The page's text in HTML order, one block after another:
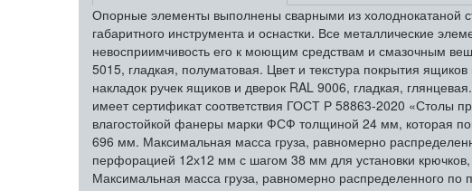
Опорные элементы выполнены сварными из холоднокатаной
габаритного инструмента и оснастки. Все металлические
невосприимчивость его к моющим средствам и смазочным
5015, гладкая, полуматовая. Цвет и текстура покрытия
накладок ручек ящиков и дверок RAL 9006, гладкая,
имеет сертификат соответствия ГОСТ Р 58863-2020 «Столы
влагостойкой фанеры марки ФСФ толщиной 24 мм, которая
696 мм. Максимальная масса груза, равномерно
перфорацией 12х12 мм с шагом 38 мм для установки
Максимальная масса груза, равномерно распределенного по